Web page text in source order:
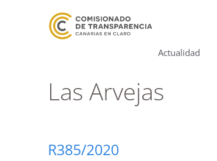
Actualidad
Las Arvejas
R385/2020